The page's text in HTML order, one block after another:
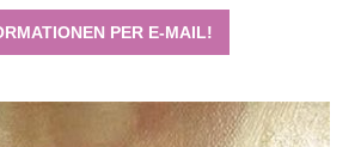
PER E-MAIL!